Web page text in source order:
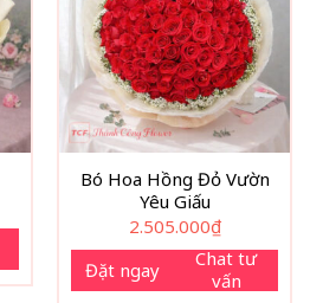
Bó Hoa Hồng Đỏ Vườn
Yêu Giấu
2.505.000₫
Đặt ngay
Chat tư
vấn